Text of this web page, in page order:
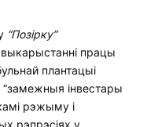
“Позірку”
працы
плантацыі
“замежныя інвестары
рэжыму і
рэпрэсіях у